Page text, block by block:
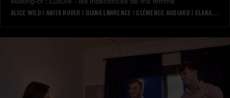
ALICE WILD | ANITA ROVER | DIANA LAWRENCE | CLÉMENCE AUDIARD | CLARA MIA